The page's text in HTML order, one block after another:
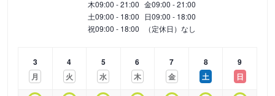
木09:00 - 21:00 金09:00 - 21:00
土09:00 - 18:00 日09:00 - 18:00
祝09:00 - 18:00 （定休日）なし
3
月
4
火
5
水
6
木
7
金
8
土
9
日